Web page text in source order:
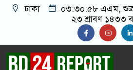
ঢাকা ০৩:৩০:৫৯ এএম,
২৩ শ্রাবণ ১৪৩৩